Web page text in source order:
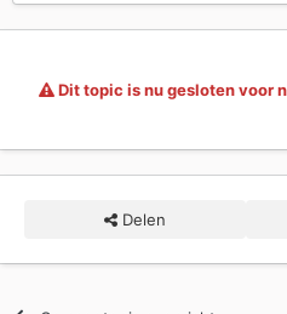
Dit topic is nu gesloten voor
Delen